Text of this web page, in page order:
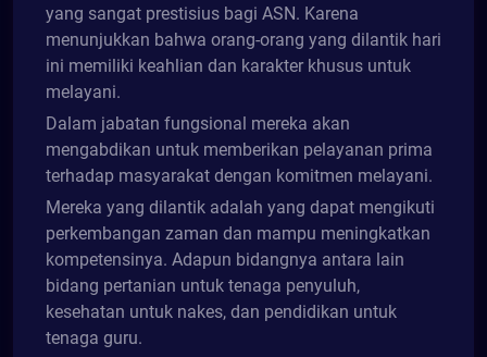
yang sangat prestisius bagi ASN. Karena
menunjukkan bahwa orang-orang yang dilantik hari
ini memiliki keahlian dan karakter khusus untuk
melayani.
Dalam jabatan fungsional mereka akan
mengabdikan untuk memberikan pelayanan prima
terhadap masyarakat dengan komitmen melayani.
Mereka yang dilantik adalah yang dapat mengikuti
perkembangan zaman dan mampu meningkatkan
kompetensinya. Adapun bidangnya antara lain
bidang pertanian untuk tenaga penyuluh,
kesehatan untuk nakes, dan pendidikan untuk
tenaga guru.